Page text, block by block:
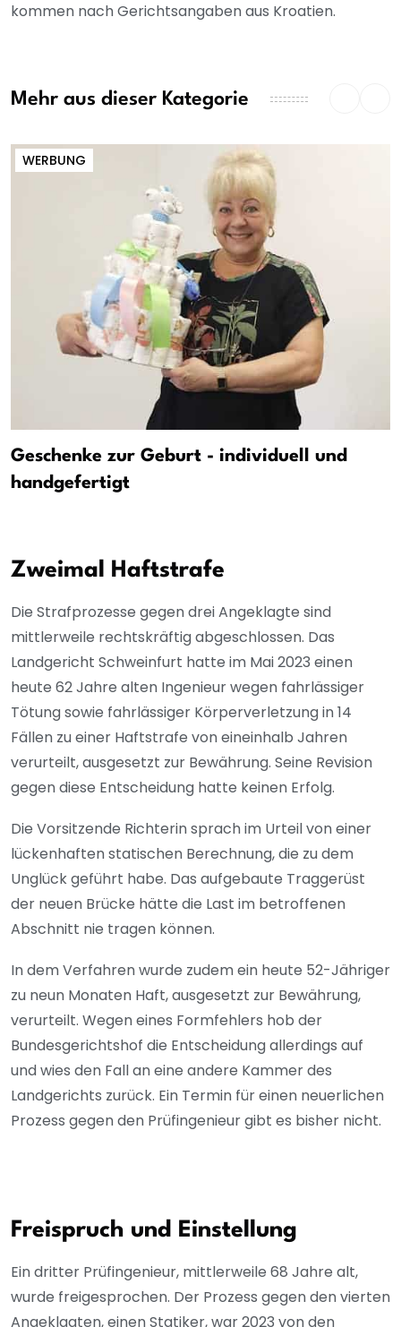
kommen nach Gerichtsangaben aus Kroatien.
Mehr aus dieser Kategorie
WERBUNG
Geschenke zur Geburt - individuell und
handgefertigt
Zweimal Haftstrafe
Die Strafprozesse gegen drei Angeklagte sind
mittlerweile rechtskräftig abgeschlossen. Das
Landgericht Schweinfurt hatte im Mai 2023 einen
heute 62 Jahre alten Ingenieur wegen fahrlässiger
Tötung sowie fahrlässiger Körperverletzung in 14
Fällen zu einer Haftstrafe von eineinhalb Jahren
verurteilt, ausgesetzt zur Bewährung. Seine Revision
gegen diese Entscheidung hatte keinen Erfolg.
Die Vorsitzende Richterin sprach im Urteil von einer
lückenhaften statischen Berechnung, die zu dem
Unglück geführt habe. Das aufgebaute Traggerüst
der neuen Brücke hätte die Last im betroffenen
Abschnitt nie tragen können.
In dem Verfahren wurde zudem ein heute 52-Jähriger
zu neun Monaten Haft, ausgesetzt zur Bewährung,
verurteilt. Wegen eines Formfehlers hob der
Bundesgerichtshof die Entscheidung allerdings auf
und wies den Fall an eine andere Kammer des
Landgerichts zurück. Ein Termin für einen neuerlichen
Prozess gegen den Prüfingenieur gibt es bisher nicht.
Freispruch und Einstellung
Ein dritter Prüfingenieur, mittlerweile 68 Jahre alt,
wurde freigesprochen. Der Prozess gegen den vierten
Angeklagten, einen Statiker, war 2023 von den